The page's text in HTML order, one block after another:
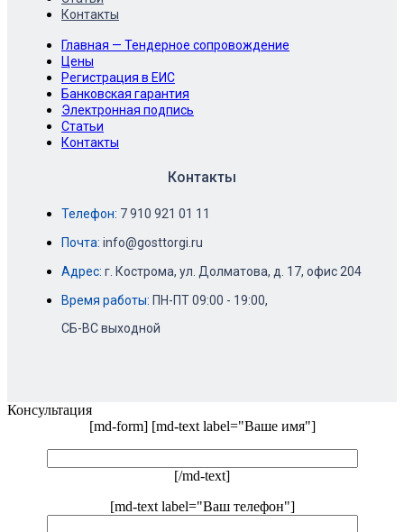
Контакты
Главная — Тендерное сопровождение
Цены
Регистрация в ЕИС
Банковская гарантия
Электронная подпись
Статьи
Контакты
Контакты
Телефон: 7 910 921 01 11
Почта: info@gosttorgi.ru
Адрес: г. Кострома, ул. Долматова, д. 17, офис 204
Время работы: ПН-ПТ 09:00 - 19:00,
СБ-ВС выходной
Консультация
[md-form] [md-text label="Ваше имя"]
[/md-text]
[md-text label="Ваш телефон"]